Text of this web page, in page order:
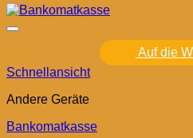
Auf die
Schnellansicht
Andere Geräte
Bankomatkasse